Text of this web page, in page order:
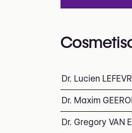
Dr. Lucien
Dr. Maxim
Dr. Gregory VAN